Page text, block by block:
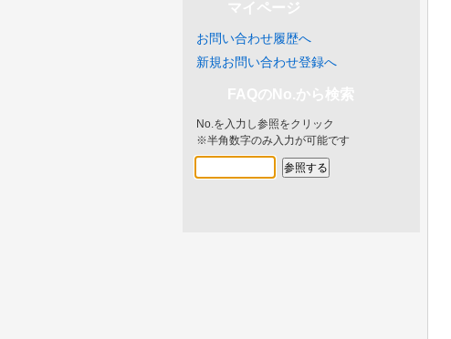
お問い合わせ履歴へ
新規お問い合わせ登録へ
No.を入力し参照をクリック
※半角数字のみ入力が可能です